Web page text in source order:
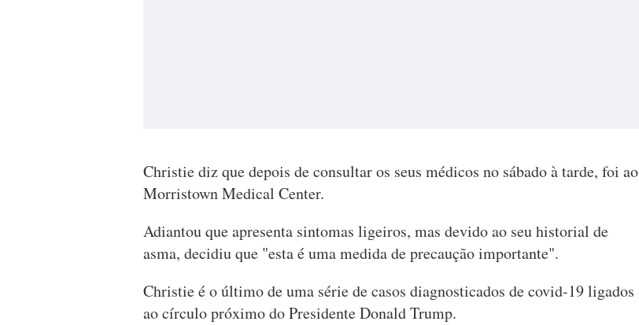
Christie diz que depois de consultar os seus médicos no sábado à tarde, foi ao
Morristown Medical Center.
Adiantou que apresenta sintomas ligeiros, mas devido ao seu historial de
asma, decidiu que "esta é uma medida de precaução importante".
Christie é o último de uma série de casos diagnosticados de covid-19 ligados
ao círculo próximo do Presidente Donald Trump.